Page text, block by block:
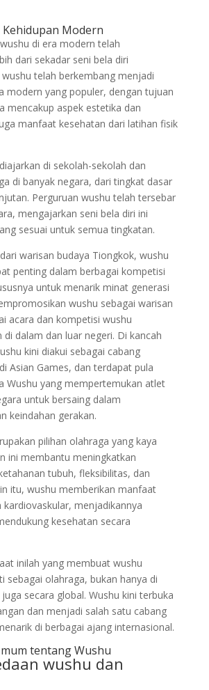
Modern
di era modern telah
dari sekadar seni bela diri
telah berkembang menjadi
modern yang populer, dengan tujuan
mencakup aspek estetika dan
manfaat kesehatan dari latihan fisik
di sekolah-sekolah dan
di banyak negara, dari tingkat dasar
Perguruan wushu telah tersebar
mengajarkan seni bela diri ini
sesuai untuk semua tingkatan.
warisan budaya Tiongkok, wushu
penting dalam berbagai kompetisi
untuk menarik minat generasi
wushu sebagai warisan
acara dan kompetisi wushu
di dalam dan luar negeri. Di kancah
kini diakui sebagai cabang
Asian Games, dan terdapat pula
Wushu yang mempertemukan atlet
untuk bersaing dalam
keindahan gerakan.
pilihan olahraga yang kaya
ini membantu meningkatkan
tubuh, fleksibilitas, dan
itu, wushu memberikan manfaat
kardiovaskular, menjadikannya
kesehatan secara
inilah yang membuat wushu
sebagai olahraga, bukan hanya di
secara global. Wushu kini terbuka
dan menjadi salah satu cabang
di berbagai ajang internasional.
tentang Wushu
wushu dan